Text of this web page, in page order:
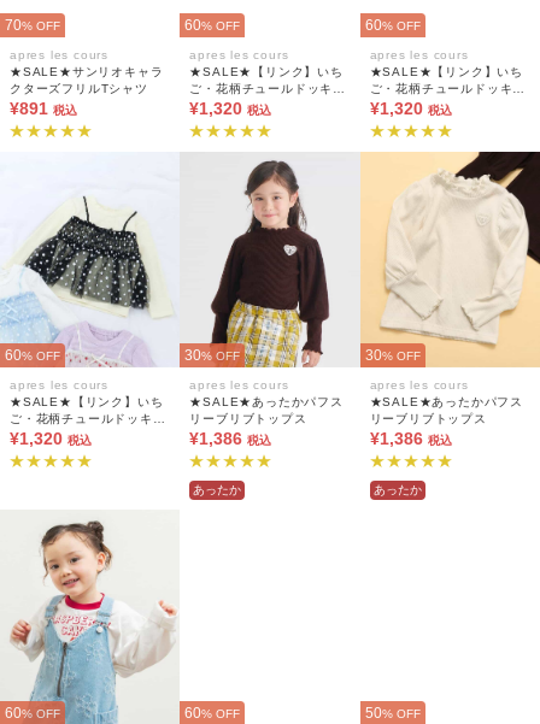
70% OFF
apres les cours
★SALE★サンリオキャラ
クターズフリルTシャツ
¥891 税込
60% OFF
apres les cours
★SALE★【リンク】いち
ご・花柄チュールドッキン
グトップス
¥1,320 税込
60% OFF
apres les cours
★SALE★【リンク】いち
ご・花柄チュールドッキン
グトップス
¥1,320 税込
60% OFF
apres les cours
★SALE★【リンク】いち
ご・花柄チュールドッキン
グトップス
¥1,320 税込
30% OFF
apres les cours
★SALE★あったかパフス
リーブリブトップス
¥1,386 税込
あったか
30% OFF
apres les cours
★SALE★あったかパフス
リーブリブトップス
¥1,386 税込
あったか
60% OFF 60% OFF 50% OFF